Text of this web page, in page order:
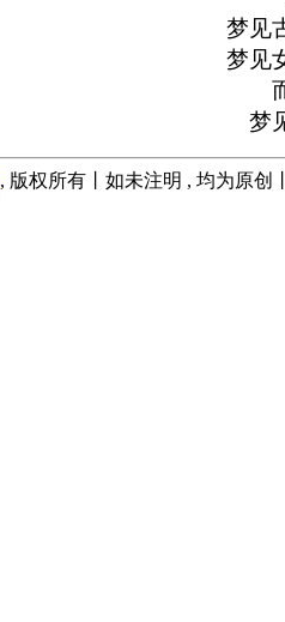
梦见
梦见
梦
, 版权所有丨如未注明 , 均为原创